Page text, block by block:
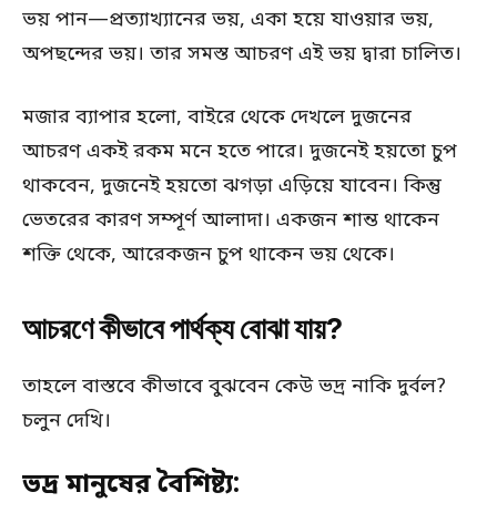
ভয় পান—প্রত্যাখ্যানের ভয়, একা হয়ে যাওয়ার ভয়,
অপছন্দের ভয়। তার সমস্ত আচরণ এই ভয় দ্বারা চালিত।
মজার ব্যাপার হলো, বাইরে থেকে দেখলে দুজনের
আচরণ একই রকম মনে হতে পারে। দুজনেই হয়তো চুপ
থাকবেন, দুজনেই হয়তো ঝগড়া এড়িয়ে যাবেন। কিন্তু
ভেতরের কারণ সম্পূর্ণ আলাদা। একজন শান্ত থাকেন
শক্তি থেকে, আরেকজন চুপ থাকেন ভয় থেকে।
আচরণে কীভাবে পার্থক্য বোঝা যায়?
তাহলে বাস্তবে কীভাবে বুঝবেন কেউ ভদ্র নাকি দুর্বল?
চলুন দেখি।
ভদ্র মানুষের বৈশিষ্ট্য: